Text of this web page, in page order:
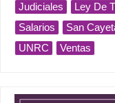
Judiciales
Ley De
Salarios
San
UNRC
Ventas